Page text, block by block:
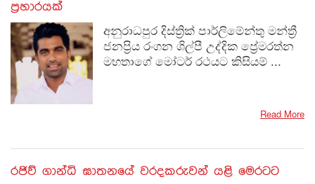
ප්‍රහාරයක්
අනුරාධපුර දිස්ත්‍රික් පාර්ලිමේන්තු මන්ත්‍රී
ජනප්‍රිය රංගන ශිල්පී උද්දික ප්‍රේමරත්න
මහතාගේ මෝටර් රථයට කිසියම් ...
Read More
රජිව් ගාන්ධි ඝාතනයේ වරදකරුවන් යළි මෙරටට